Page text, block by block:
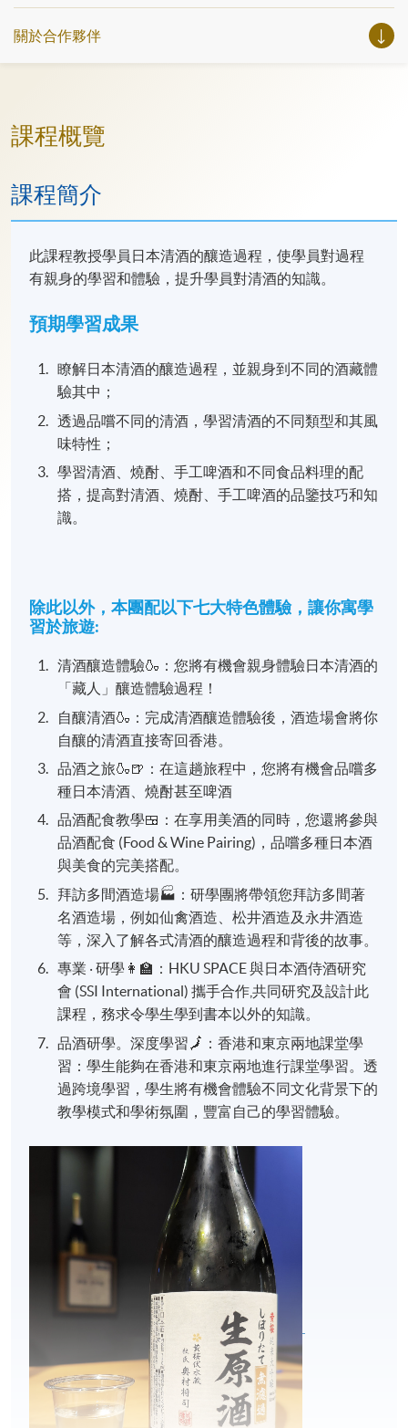
關於合作夥伴
課程概覽
課程簡介
此課程教授學員日本清酒的釀造過程，使學員對過程
有親身的學習和體驗，提升學員對清酒的知識。
預期學習成果
瞭解日本清酒的釀造過程，並親身到不同的酒藏體
驗其中；​
透過品嚐不同的清酒，學習清酒的不同類型和其風
味特性；​
學習清酒、燒酎、手工啤酒和不同食品料理的配
搭，提高對清酒、燒酎、手工啤酒的品鑒技巧和知
識。
除此以外，本團配以下七大特色體驗，讓你寓學
習於旅遊:
清酒釀造體驗🍶：您將有機會親身體驗日本清酒的
「藏人」釀造體驗過程！
自釀清酒🍶：完成清酒釀造體驗後，酒造場會將你
自釀的清酒直接寄回香港。 ​
品酒之旅🍶🍺：在這趟旅程中，您將有機會品嚐多
種日本清酒、燒酎甚至啤酒​
品酒配食教學🍱：在享用美酒的同時，您還將參與
品酒配食 (Food & Wine Pairing)，品嚐多種日本酒
與美食的完美搭配。​
拜訪多間酒造場🏭：研學團將帶領您拜訪多間著
名酒造場，例如仙禽酒造、松井酒造及永井酒造
等，深入了解各式清酒的釀造過程和背後的故事。
專業 ‧ 研學👩‍🏫：HKU SPACE 與日本酒侍酒研究
會 (SSI International) 攜手合作,共同研究及設計此
課程，務求令學生學到書本以外的知識。
品酒研學。深度學習🗾：香港和東京兩地課堂學
習：學生能夠在香港和東京兩地進行課堂學習。透
過跨境學習，學生將有機會體驗不同文化背景下的
教學模式和學術氛圍，豐富自己的學習體驗。